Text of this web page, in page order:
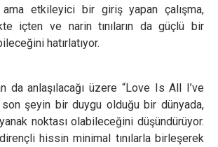
etkileyici bir giriş yapan çalışma,
içten ve narin tınıların da güçlü bir
hatırlatıyor.
da anlaşılacağı üzere “Love Is All I’ve
şeyin bir duygu olduğu bir dünyada,
noktası olabileceğini düşündürüyor.
hissin minimal tınılarla birleşerek